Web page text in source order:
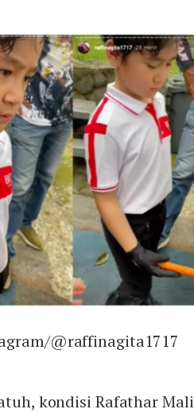
@raffinagita1717
kondisi Rafathar